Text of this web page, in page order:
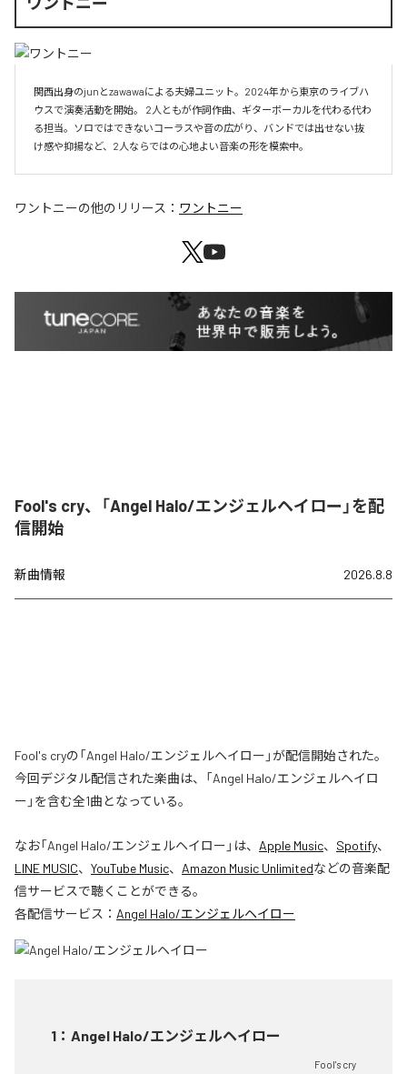
関西出身のjunとzawawaによる夫婦ユニット。2024年から東京のライブハ
ウスで演奏活動を開始。 2人ともが作詞作曲、ギターボーカルを代わる代わ
る担当。ソロではできないコーラスや音の広がり、バンドでは出せない抜
け感や抑揚など、2人ならではの心地よい音楽の形を模索中。
ワントニーの他のリリース： ワントニー
Fool's cry、「Angel Halo/エンジェルヘイロー」を配
信開始
新曲情報 2026.8.8
Fool's cryの「Angel Halo/エンジェルヘイロー」が配信開始された。
今回デジタル配信された楽曲は、「Angel Halo/エンジェルヘイロ
ー」を含む全1曲となっている。
なお「Angel Halo/エンジェルヘイロー 」は、 Apple Music、 Spotify、
LINE MUSIC、 YouTube Music、 Amazon Music Unlimitedなどの音楽配
信サービスで聴くことができる。
各配信サービス： Angel Halo/エンジェルヘイロー
1 ： Angel Halo/エンジェルヘイロー
Fool's cry